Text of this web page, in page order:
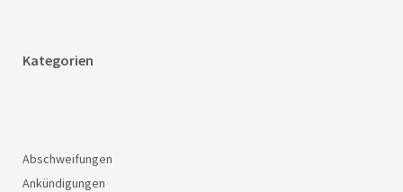
Kategorien
Abschweifungen
Ankündigungen